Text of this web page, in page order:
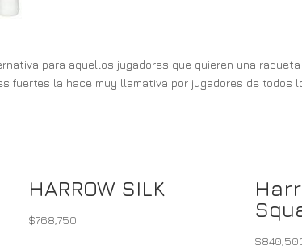
para aquellos jugadores que quieren una
la hace muy llamativa por jugadores de todos
HARROW SILK
$768,750
$